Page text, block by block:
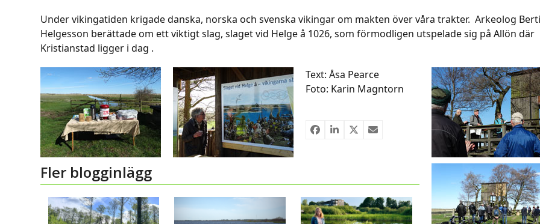
Under vikingatiden krigade danska, norska och svenska vikingar om makten över våra trakter. Arkeolog
Helgesson berättade om ett viktigt slag, slaget vid Helge å 1026, som förmodligen utspelade sig på Allön där
Kristianstad ligger i dag .
Text: Åsa Pearce
Foto: Karin Magntorn
Fler blogginlägg